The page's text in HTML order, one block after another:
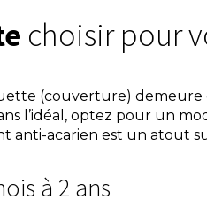
choisir pour
(couverture)
l’idéal, optez pour un
anti-acarien est un atout
à 2 ans